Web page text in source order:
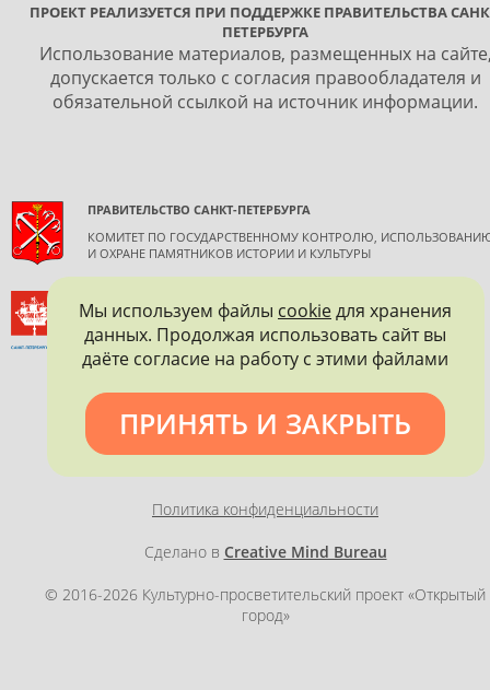
ПРОЕКТ РЕАЛИЗУЕТСЯ ПРИ ПОДДЕРЖКЕ ПРАВИТЕЛЬСТВА
ПЕТЕРБУРГА
Использование материалов, размещенных на
допускается только с согласия правообладателя и
обязательной ссылкой на источник информации.
ПРАВИТЕЛЬСТВО САНКТ-ПЕТЕРБУРГА
КОМИТЕТ ПО ГОСУДАРСТВЕННОМУ КОНТРОЛЮ,
И ОХРАНЕ ПАМЯТНИКОВ ИСТОРИИ И КУЛЬТУРЫ
ИСТОРИИ И КУЛЬТУРЫ
САНКТ-ПЕТЕРБУРГСКОЕ ГОРОДСКОЕ ОТДЕЛЕНИЕ
Политика конфиденциальности
Сделано в Creative Mind Bureau
© 2016-2026 Культурно-просветительский проект «Открытый
город»
Мы используем файлы cookieдля хранения
данных. Продолжая использовать сайт вы
даёте согласие на работу с этими файлами
ПРИНЯТЬ И ЗАКРЫТЬ